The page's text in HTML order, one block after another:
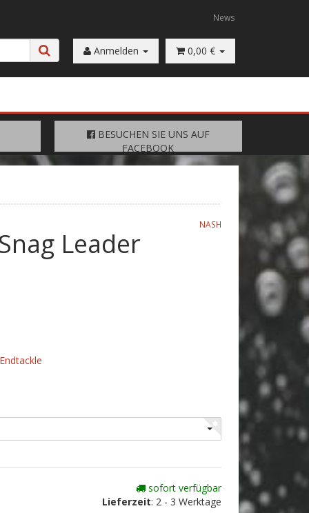
News
Anmelden 0,00 €
BESUCHEN SIE UNS AUF
FACEBOOK
BESUCHEN SIE UNS AUF
FACEBOOK
NASH
Leader
sofort verfügbar
Lieferzeit: 2 - 3 Werktage